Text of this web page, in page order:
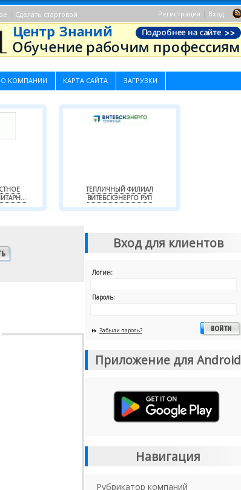
Регистрация Вход
Сделать стартовой
О КОМПАНИИ КАРТА САЙТА ЗАГРУЗКИ
ТЕПЛИЧНЫЙ ФИЛИАЛ
ВИТЕБСКЭНЕРГО РУП
Вход для клиентов
Логин:
Пароль:
Забыли пароль?
Приложение для Android
Навигация
Рубрикатор компаний